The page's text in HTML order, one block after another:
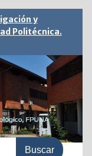
y
Politécnica.